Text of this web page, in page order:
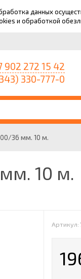
данных
и обработкой
902 272 15 42
330-777-0
36 мм. 10 м.
10 м.
Артикул: